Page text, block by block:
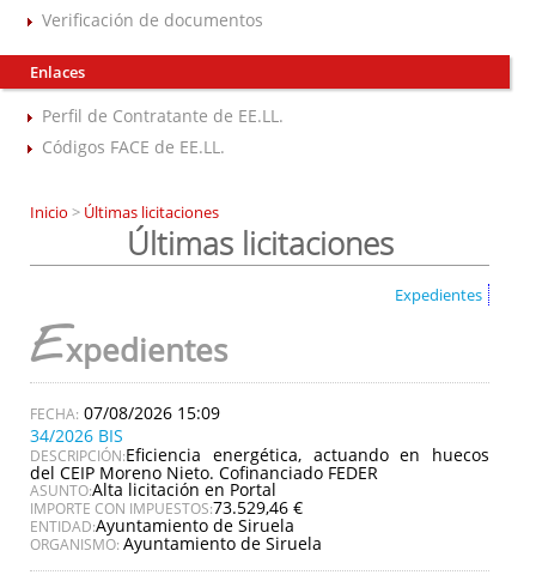
Verificación de documentos
Enlaces
Perfil de Contratante de EE.LL.
Códigos FACE de EE.LL.
Inicio > Últimas licitaciones
Últimas licitaciones
Expedientes
Expedientes
07/08/2026 15:09
34/2026 BIS
DESCRIPCIÓN:Eficiencia energética, actuando en huecos
del CEIP Moreno Nieto. Cofinanciado FEDER
ASUNTO:Alta licitación en Portal
IMPORTE CON IMPUESTOS:73.529,46 €
ENTIDAD:Ayuntamiento de Siruela
ORGANISMO: Ayuntamiento de Siruela